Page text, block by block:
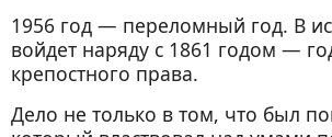
1956 год — переломный год. В
войдет наряду с 1861 годом —
крепостного права.
Дело не только в том, что был